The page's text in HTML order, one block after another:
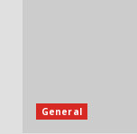
General